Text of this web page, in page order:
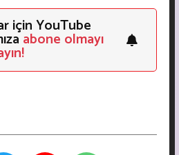
için YouTube
abone olmayı